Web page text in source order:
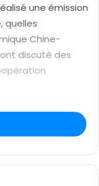
une émission
quelles
Chine-
ont discuté des
de CGTN
commerces